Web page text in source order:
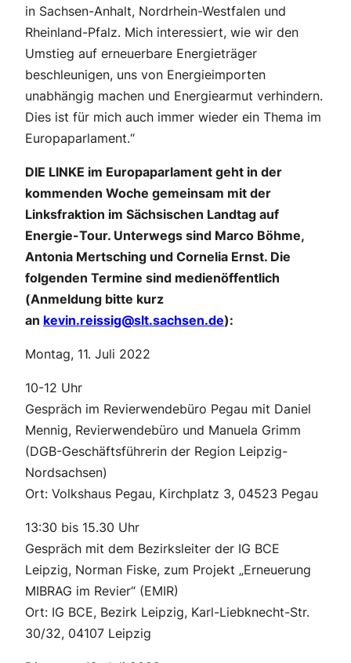
in Sachsen-Anhalt, Nordrhein-Westfalen und
Rheinland-Pfalz. Mich interessiert, wie wir den
Umstieg auf erneuerbare Energieträger
beschleunigen, uns von Energieimporten
unabhängig machen und Energiearmut verhindern.
Dies ist für mich auch immer wieder ein Thema im
Europaparlament.“
DIE LINKE im Europaparlament geht in der
kommenden Woche gemeinsam mit der
Linksfraktion im Sächsischen Landtag auf
Energie-Tour. Unterwegs sind Marco Böhme,
Antonia Mertsching und Cornelia Ernst. Die
folgenden Termine sind medienöffentlich
(Anmeldung bitte kurz
an kevin.reissig@slt.sachsen.de):
Montag, 11. Juli 2022
10-12 Uhr
Gespräch im Revierwendebüro Pegau mit Daniel
Mennig, Revierwendebüro und Manuela Grimm
(DGB-Geschäftsführerin der Region Leipzig-
Nordsachsen)
Ort: Volkshaus Pegau, Kirchplatz 3, 04523 Pegau
13:30 bis 15.30 Uhr
Gespräch mit dem Bezirksleiter der IG BCE
Leipzig, Norman Fiske, zum Projekt „Erneuerung
MIBRAG im Revier“ (EMIR)
Ort: IG BCE, Bezirk Leipzig, Karl-Liebknecht-Str.
30/32, 04107 Leipzig